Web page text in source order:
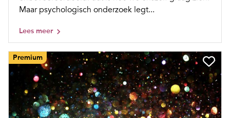
Maar psychologisch onderzoek legt...
Lees meer
Premium